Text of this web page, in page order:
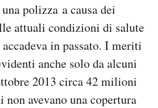
polizza a causa dei
attuali condizioni di salute
in passato. I meriti
anche solo da alcuni
2013 circa 42 milioni
avevano una copertura